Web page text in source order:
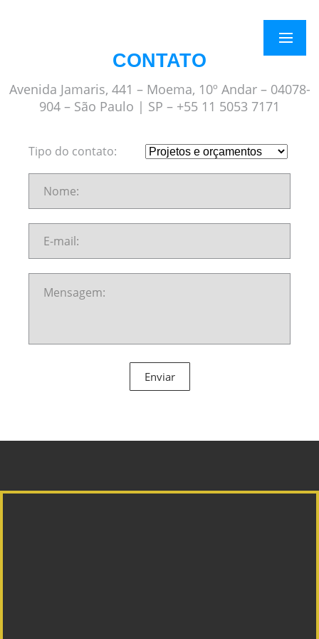
×
Menu
CONTATO
Avenida Jamaris, 441 – Moema, 10º Andar – 04078-
904 – São Paulo | SP – +55 11 5053 7171
Tipo do contato: